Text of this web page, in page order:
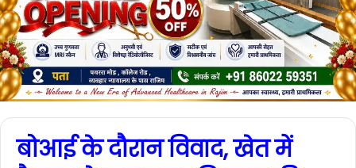
बोआई के दौरान विवाद, खेत में